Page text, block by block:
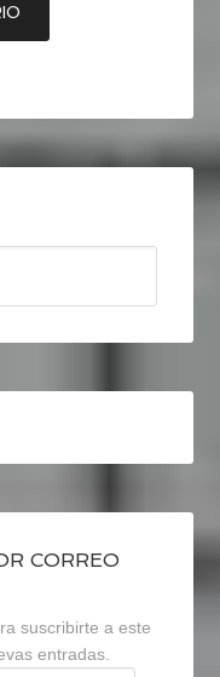
CORREO
suscribirte a este
entradas.